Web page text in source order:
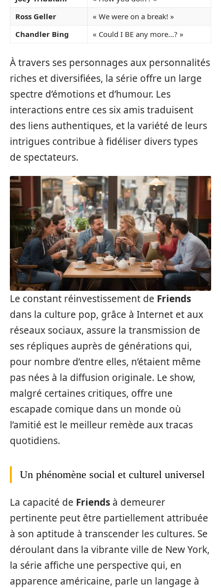
Ross Geller
« We were on a break! »
Chandler Bing
« Could I BE any more…? »
À travers ses personnages aux personnalités
riches et diversifiées, la série offre un large
spectre d’émotions et d’humour. Les
interactions entre ces six amis traduisent
des liens authentiques, et la variété de leurs
intrigues contribue à fidéliser divers types
de spectateurs.
Le constant réinvestissement de Friends
dans la culture pop, grâce à Internet et aux
réseaux sociaux, assure la transmission de
ses répliques auprès de générations qui,
pour nombre d’entre elles, n’étaient même
pas nées à la diffusion originale. Le show,
malgré certaines critiques, offre une
escapade comique dans un monde où
l’amitié est le meilleur remède aux tracas
quotidiens.
Un phénomène social et culturel universel
La capacité de Friends à demeurer
pertinente peut être partiellement attribuée
à son aptitude à transcender les cultures. Se
déroulant dans la vibrante ville de New York,
la série affiche une perspective qui, en
apparence américaine, parle un langage à